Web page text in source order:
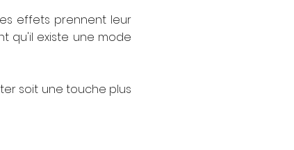
effets prennent leur
qu'il existe une mode
soit une touche plus